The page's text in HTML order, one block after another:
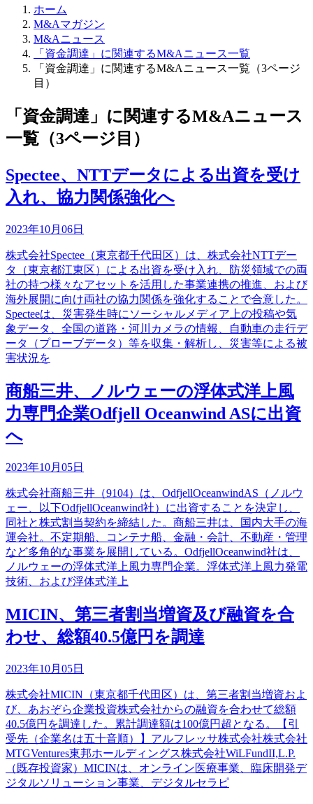
ホーム
M&Aマガジン
M&Aニュース
「資金調達」に関連するM&Aニュース一覧
「資金調達」に関連するM&Aニュース一覧（3ページ
目）
「資金調達」に関連するM&Aニュース
一覧（3ページ目）
Spectee、NTTデータによる出資を受け
入れ、協力関係強化へ
2023年10月06日
株式会社Spectee（東京都千代田区）は、株式会社NTTデー
タ（東京都江東区）による出資を受け入れ、防災領域での両
社の持つ様々なアセットを活用した事業連携の推進、および
海外展開に向け両社の協力関係を強化することで合意した。
Specteeは、災害発生時にソーシャルメディア上の投稿や気
象データ、全国の道路・河川カメラの情報、自動車の走行デ
ータ（プローブデータ）等を収集・解析し、災害等による被
害状況を
商船三井、ノルウェーの浮体式洋上風
力専門企業Odfjell Oceanwind ASに出資
へ
2023年10月05日
株式会社商船三井（9104）は、OdfjellOceanwindAS（ノルウ
ェー、以下OdfjellOceanwind社）に出資することを決定し、
同社と株式割当契約を締結した。商船三井は、国内大手の海
運会社。不定期船、コンテナ船、金融・会計、不動産・管理
など多角的な事業を展開している。OdfjellOceanwind社は、
ノルウェーの浮体式洋上風力専門企業。浮体式洋上風力発電
技術、および浮体式洋上
MICIN、第三者割当増資及び融資を合
わせ、総額40.5億円を調達
2023年10月05日
株式会社MICIN（東京都千代田区）は、第三者割当増資およ
び、あおぞら企業投資株式会社からの融資を合わせて総額
40.5億円を調達した。累計調達額は100億円超となる。【引
受先（企業名は五十音順）】アルフレッサ株式会社株式会社
MTGVentures東邦ホールディングス株式会社WiLFundII,L.P.
（既存投資家）MICINは、オンライン医療事業、臨床開発デ
ジタルソリューション事業、デジタルセラピ